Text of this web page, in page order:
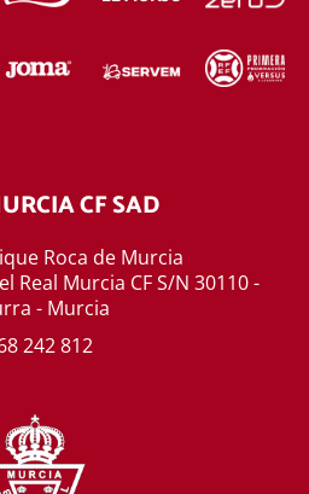
CF SAD
Roca de Murcia
Real Murcia CF S/N 30110 -
- Murcia
242 812